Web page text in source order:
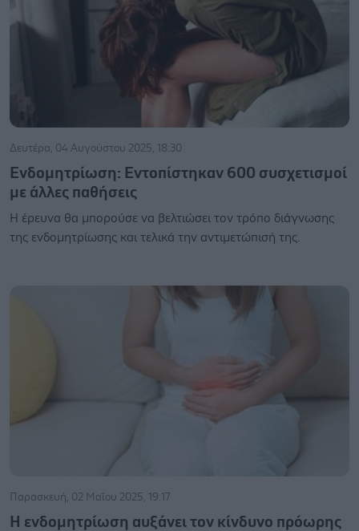
Δευτέρα, 04 Αυγούστου 2025, 18:30
Ενδομητρίωση: Εντοπίστηκαν 600 συσχετισμοί
με άλλες παθήσεις
Η έρευνα θα μπορούσε να βελτιώσει τον τρόπο διάγνωσης
της ενδομητρίωσης και τελικά την αντιμετώπισή της.
Παρασκευή, 02 Μαΐου 2025, 19:17
Η ενδομητρίωση αυξάνει τον κίνδυνο πρόωρης